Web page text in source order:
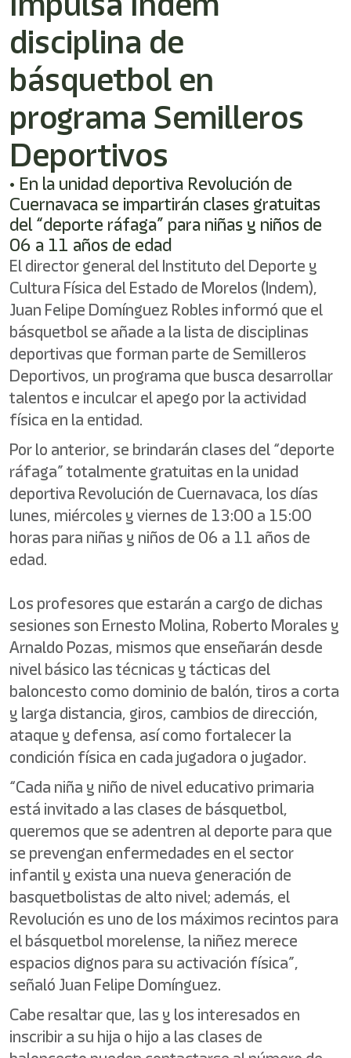
disciplina de
básquetbol en
programa Semilleros
Deportivos
• En la unidad deportiva Revolución de
Cuernavaca se impartirán clases gratuitas
del “deporte ráfaga” para niñas y niños de
06 a 11 años de edad
El director general del Instituto del Deporte y
Cultura Física del Estado de Morelos (Indem),
Juan Felipe Domínguez Robles informó que el
básquetbol se añade a la lista de disciplinas
deportivas que forman parte de Semilleros
Deportivos, un programa que busca desarrollar
talentos e inculcar el apego por la actividad
física en la entidad.
Por lo anterior, se brindarán clases del “deporte
ráfaga” totalmente gratuitas en la unidad
deportiva Revolución de Cuernavaca, los días
lunes, miércoles y viernes de 13:00 a 15:00
horas para niñas y niños de 06 a 11 años de
edad.
Los profesores que estarán a cargo de dichas
sesiones son Ernesto Molina, Roberto Morales y
Arnaldo Pozas, mismos que enseñarán desde
nivel básico las técnicas y tácticas del
baloncesto como dominio de balón, tiros a corta
y larga distancia, giros, cambios de dirección,
ataque y defensa, así como fortalecer la
condición física en cada jugadora o jugador.
“Cada niña y niño de nivel educativo primaria
está invitado a las clases de básquetbol,
queremos que se adentren al deporte para que
se prevengan enfermedades en el sector
infantil y exista una nueva generación de
basquetbolistas de alto nivel; además, el
Revolución es uno de los máximos recintos para
el básquetbol morelense, la niñez merece
espacios dignos para su activación física”,
señaló Juan Felipe Domínguez.
Cabe resaltar que, las y los interesados en
inscribir a su hija o hijo a las clases de